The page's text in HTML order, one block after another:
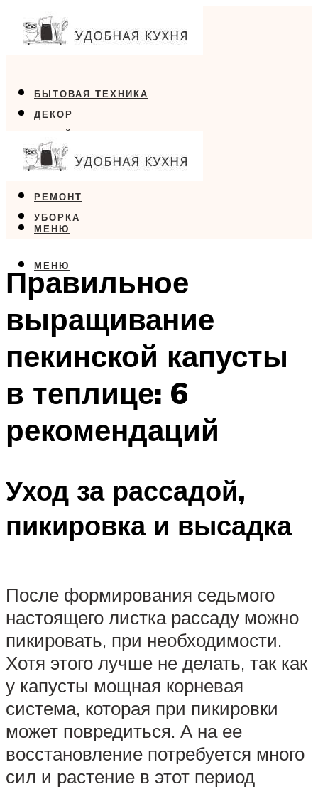
БЫТОВАЯ ТЕХНИКА
ДЕКОР
ДИЗАЙН
ЕДА
РЕМОНТ
УБОРКА
МЕНЮ
МЕНЮ
Правильное
выращивание
пекинской капусты
в теплице: 6
рекомендаций
Уход за рассадой,
пикировка и высадка
После формирования седьмого
настоящего листка рассаду можно
пикировать, при необходимости.
Хотя этого лучше не делать, так как
у капусты мощная корневая
система, которая при пикировки
может повредиться. А на ее
восстановление потребуется много
сил и растение в этот период